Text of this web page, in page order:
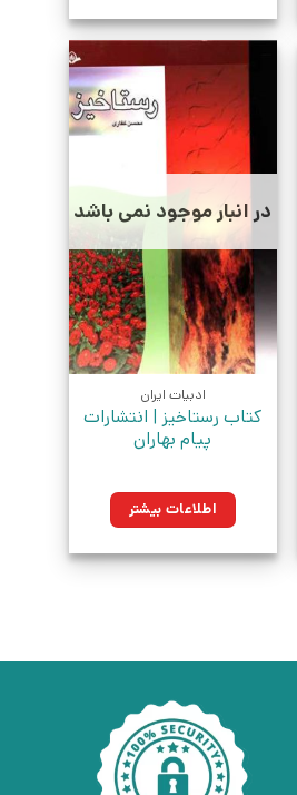
در انبار موجود نمی باشد
ادبیات ایران
کتاب رستاخیز | انتشارات
پیام بهاران
اطلاعات بیشتر